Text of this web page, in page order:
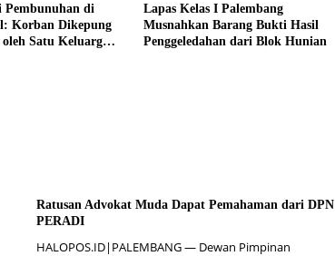
Pembunuhan di
Korban Dikepung
Satu Keluarga
Lapas Kelas I Palembang
Musnahkan Barang Bukti Hasil
Penggeledahan dari Blok Hunian
Ratusan Advokat Muda Dapat Pemahaman dari DPN
PERADI
HALOPOS.ID|PALEMBANG — Dewan Pimpinan